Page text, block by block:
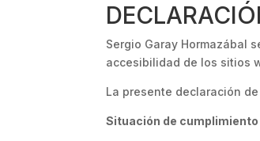
Sergio Garay Hormazábal
accesibilidad de los sitios
La presente declaración
Situación de cumplimiento